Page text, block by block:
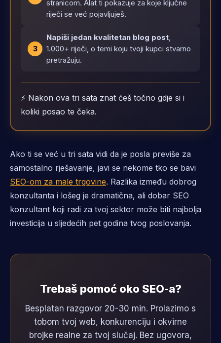
stranicom. Alat ti pokazuje za koje ključne
riječi se već pojavljuješ.
Napiši jedan kvalitetan blog post,
1.000+ riječi, o temi koju tvoji kupci stvarno
pretražuju.
⚡ Nakon ova tri sata znat ćeš točno gdje si i
koliki posao te čeka.
Ako ti se već u tri sata vidi da je posla previše za
samostalno rješavanje, javi se nekome tko se bavi
SEO-om za male trgovine. Razlika između dobrog
konzultanta i lošeg je dramatična, ali dobar SEO
konzultant koji radi za tvoj sektor može biti najbolja
investicija u sljedećih pet godina tvog poslovanja.
Trebaš pomoć oko SEO-a?
Besplatan razgovor 20-30 min. Prolazimo s
tobom tvoj web, konkurenciju i okvirne
brojke realne za tvoj slučaj. Bez ugovora,